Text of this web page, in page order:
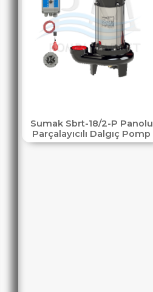
Sumak Sbrt-18/2-P Panolu
Parçalayıcılı Dalgıç Pomp